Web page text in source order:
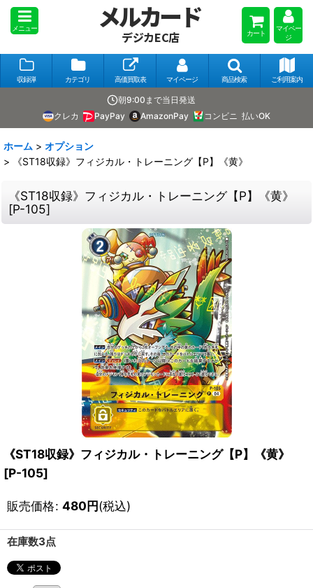
メニュー メルカード
デジカEC店 カート
マイペー
ジ
収録弾 カテゴリ 高価買取表 マイページ 商品検索 ご利用案内
朝9:00まで当日発送
クレカ
PayPay AmazonPay コンビニ 払いOK
ホーム > オプション
>
《ST18収録》フィジカル・トレーニング【P】《黄》
《ST18収録》フィジカル・トレーニング【P】《黄》
[P-105]
《ST18収録》フィジカル・トレーニング【P】《黄》
[P-105]
販売価格: 480円(税込)
在庫数3点